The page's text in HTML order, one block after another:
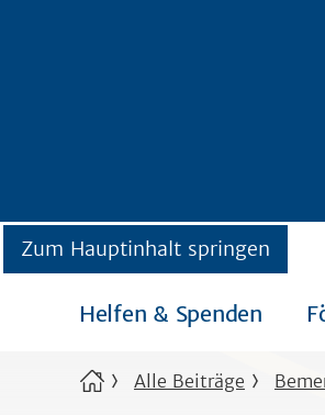
Zum Hauptinhalt springen
Helfen & Spenden
Alle Beiträge